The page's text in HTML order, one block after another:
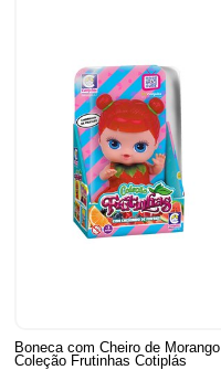
Boneca com Cheiro de Morango
Coleção Frutinhas Cotiplás